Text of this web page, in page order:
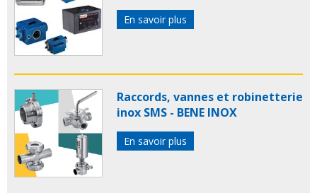
En savoir plus
Raccords, vannes et robinetterie
inox SMS - BENE INOX
En savoir plus